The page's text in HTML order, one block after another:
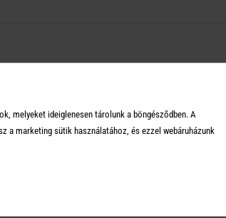
melyeket ideiglenesen tárolunk a böngésződben. A
a marketing sütik használatához, és ezzel webáruházunk